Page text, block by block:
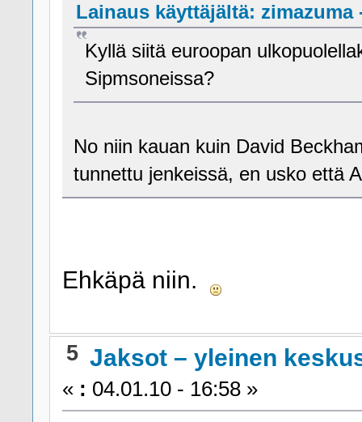
Lainaus käyttäjältä: zimazuma
Kyllä siitä euroopan
Sipmsoneissa?
No niin kauan kuin David
tunnettu jenkeissä, en usko että
Ehkäpä niin.
5 Jaksot – yleinen
« : 04.01.10 - 16:58 »